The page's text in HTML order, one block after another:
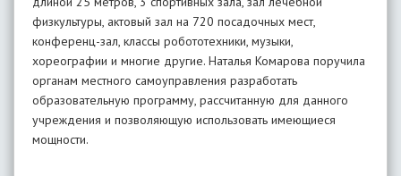
физкультуры, актовый зал на 720 посадочных мест,
конференц-зал, классы робототехники, музыки,
хореографии и многие другие. Наталья Комарова поручила
органам местного самоуправления разработать
образовательную программу, рассчитанную для данного
учреждения и позволяющую использовать имеющиеся
мощности.